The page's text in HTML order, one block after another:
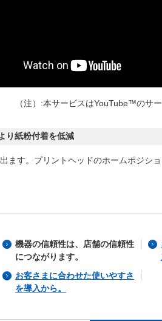
（注）:本サービスはYouTube™のサ
り紙粉付着を低減
ます。プリントヘッドのホームポジシ
機器の信頼性は、店舗の信頼性
につながります。
お客さまに合わせた使いやすさ
を導入から。